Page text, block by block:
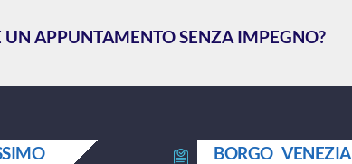
APPUNTAMENTO SENZA IMPEGNO?
BORGO VENEZIA